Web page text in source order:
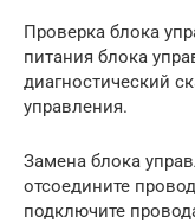
Проверка блока
питания блока
диагностический
управления.
Замена блока
отсоедините
подключите